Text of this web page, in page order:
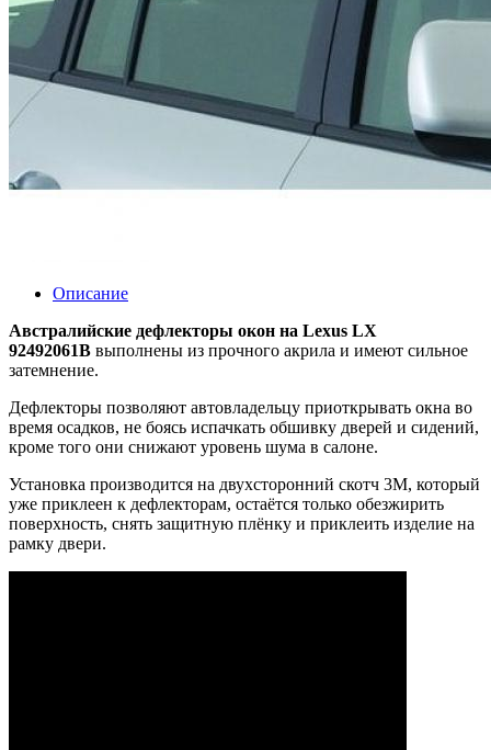
Описание
Австралийские дефлекторы окон на Lexus LX
92492061B выполнены из прочного акрила и имеют сильное
затемнение.
Дефлекторы позволяют автовладельцу приоткрывать окна во
время осадков, не боясь испачкать обшивку дверей и сидений,
кроме того они снижают уровень шума в салоне.
Установка производится на двухсторонний скотч 3М, который
уже приклеен к дефлекторам, остаётся только обезжирить
поверхность, снять защитную плёнку и приклеить изделие на
рамку двери.